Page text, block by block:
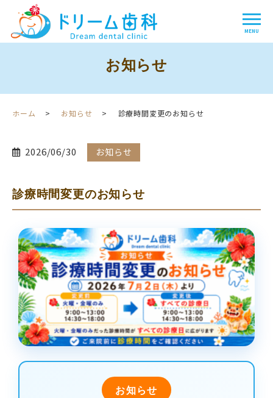
お知らせ
ホーム お知らせ 診療時間変更のお知らせ
2026/06/30 お知らせ
診療時間変更のお知らせ
お知らせ